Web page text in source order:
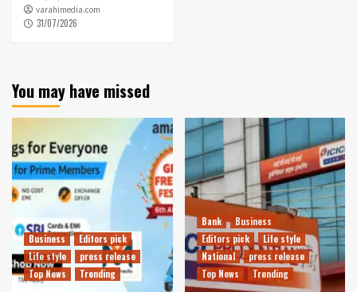
varahimedia.com
31/07/2026
You may have missed
Business
Editors pick
Life style
press release
Top News
Trending
Bank
Business
Editors pick
Life style
National
press release
Top News
Trending